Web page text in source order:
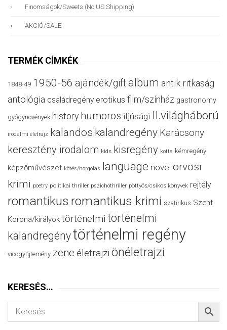
Finomságok/sweets (no US Shipping)
AKCIÓ/SALE
TERMÉK CÍMKÉK
1848-49 1950-56 ajándék/giftalbum antik ritkaság
antológia családregény erotikus film/színház gastronomy
gyógynövények history humoros ifjúsági II.világháború
irodalmi életrajz kalandos kalandregény Karácsony
keresztény irodalom kids kisregény kotta kémregény
képzőművészet kötés/horgolás language novel orvosi
krimi poetry politikai thriller pszichothriller pöttyös/csíkos könyvek rejtély
romantikus romantikus krimi szatirikus Szent
Korona/királyok történelmi történelmi
kalandregénytörténelmi regény
viccgyűjtemény zene életrajzi önéletrajzi
KERESÉS…